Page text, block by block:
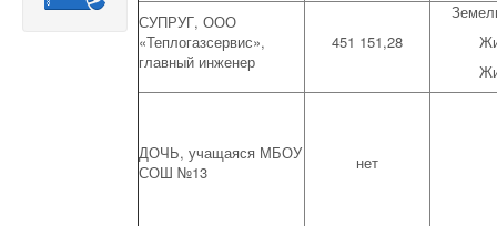
СУПРУГ, ООО
«Теплогазсервис»,
главный инженер
451 151,28
ДОЧЬ, учащаяся МБОУ
СОШ №13
нет